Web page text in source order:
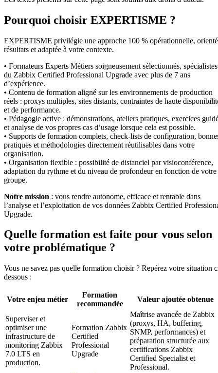
Pourquoi choisir EXPERTISME ?
EXPERTISME privilégie une approche 100 % opérationnelle,
résultats et adaptée à votre contexte.
• Formateurs Experts Métiers soigneusement sélectionnés, spécialistes
du Zabbix Certified Professional Upgrade avec plus de 7 ans
d’expérience.
• Contenu de formation aligné sur les environnements de production
réels : proxys multiples, sites distants, contraintes de haute
et de performance.
• Pédagogie active : démonstrations, ateliers pratiques, exercices
et analyse de vos propres cas d’usage lorsque cela est possible.
• Supports de formation complets, check-lists de configuration,
pratiques et méthodologies directement réutilisables dans votre
organisation.
• Organisation flexible : possibilité de distanciel par visioconférence,
adaptation du rythme et du niveau de profondeur en fonction de votre
groupe.
Notre mission : vous rendre autonome, efficace et rentable dans
l’analyse et l’exploitation de vos données Zabbix Certified
Upgrade.
Quelle formation est faite pour vous selon
votre problématique ?
Vous ne savez pas quelle formation choisir ? Repérez votre situation
dessous :
Votre enjeu métier
Formation
recommandée
Valeur ajoutée obtenue
Superviser et
optimiser une
infrastructure de
monitoring Zabbix
7.0 LTS en
production.
Formation Zabbix
Certified
Professional
Upgrade
Maîtrise avancée de Zabbix
(proxys, HA, buffering,
SNMP, performances) et
préparation structurée aux
certifications Zabbix
Certified Specialist et
Professional.